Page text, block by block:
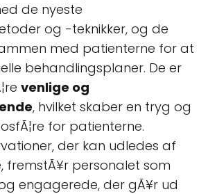
de nyeste
og -teknikker, og de
med patienterne for at
behandlingsplaner. De er
venlige og
, hvilket skaber en tryg og
for patienterne.
der kan udledes af
fremstÃ¥r personalet som
engagerede, der gÃ¥r ud